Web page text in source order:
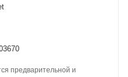
предварительной и